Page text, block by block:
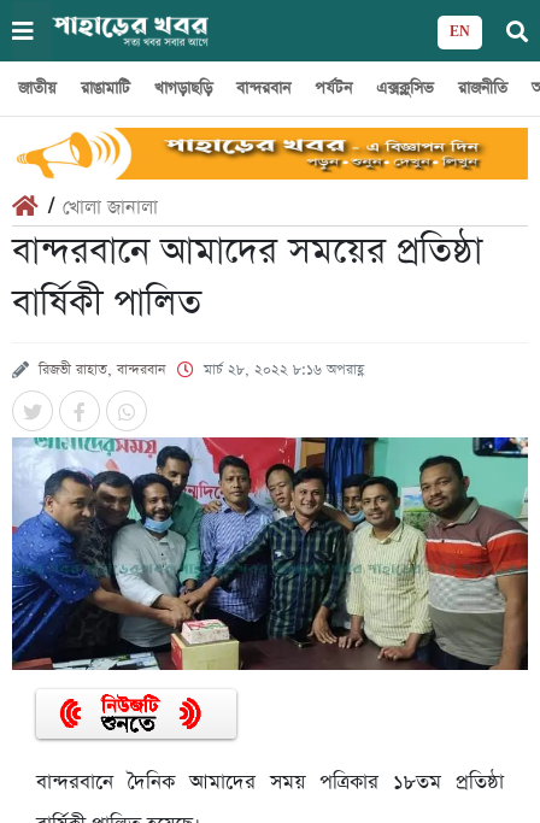
EN
জাতীয় রাঙামাটি খাগড়াছড়ি বান্দরবান পর্যটন এক্সক্লুসিভ রাজনীতি
/ খোলা জানালা
বান্দরবানে আমাদের সময়ের প্রতিষ্ঠা
বার্ষিকী পালিত
রিজভী রাহাত, বান্দরবান মার্চ ২৮, ২০২২ ৮:১৬ অপরাহ্ণ
বান্দরবানে দৈনিক আমাদের সময় পত্রিকার ১৮তম প্রতিষ্ঠা